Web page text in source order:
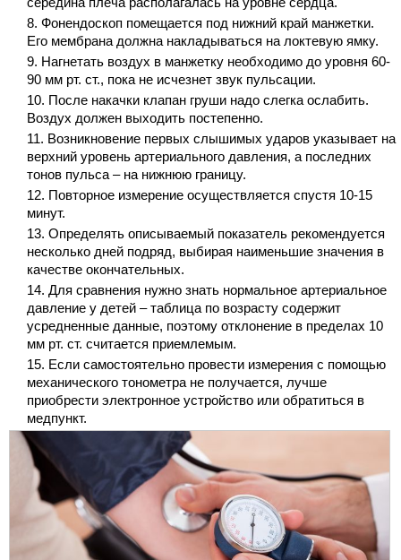
Фонендоскоп помещается под нижний край манжетки.
Его мембрана должна накладываться на локтевую ямку.
Нагнетать воздух в манжетку необходимо до уровня 60-
90 мм рт. ст., пока не исчезнет звук пульсации.
После накачки клапан груши надо слегка ослабить.
Воздух должен выходить постепенно.
Возникновение первых слышимых ударов указывает на
верхний уровень артериального давления, а последних
тонов пульса – на нижнюю границу.
Повторное измерение осуществляется спустя 10-15
минут.
Определять описываемый показатель рекомендуется
несколько дней подряд, выбирая наименьшие значения в
качестве окончательных.
Для сравнения нужно знать нормальное артериальное
давление у детей – таблица по возрасту содержит
усредненные данные, поэтому отклонение в пределах 10
мм рт. ст. считается приемлемым.
Если самостоятельно провести измерения с помощью
механического тонометра не получается, лучше
приобрести электронное устройство или обратиться в
медпункт.